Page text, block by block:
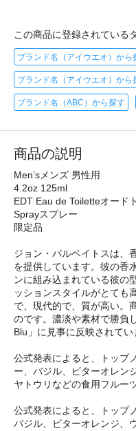
この商品に登録されている
ブランド名（アイウエオ）から
ブランド名（アイウエオ）から
ブランド名（ABC）から探す
商品の説明
Men’sメンズ 男性用
4.2oz 125ml
EDT Eau de Toiletteオード
Sprayスプレー
限定品
ジョン・バルベイトスは、
を提供しています。彼の香
ンに組み込まれている彼の
ッションスタイルがとても
で、現代的で、質が高い。
のです。濃淡や素材で勝負
Blu」に見事に反映されてい
公式発表によると、トップ
ー、バジル、ビターオレン
ヤトウリなどの食用フルーツ
公式発表によると、トップ
バジル、ビターオレンジ、